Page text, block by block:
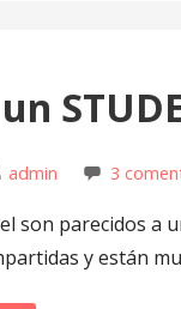
admin 3
son parecidos a
y están